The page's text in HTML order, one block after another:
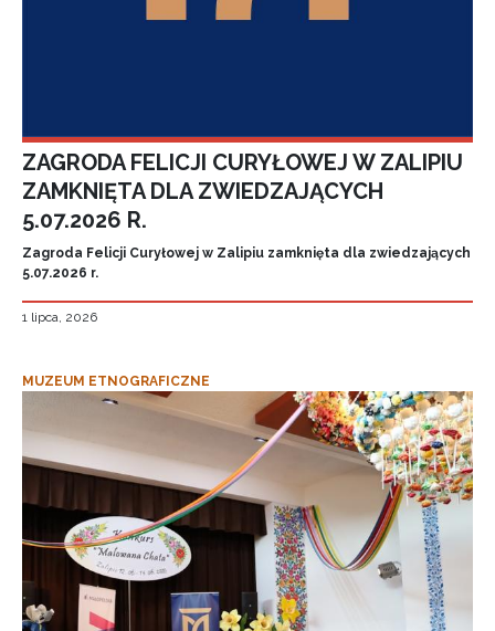
ZAGRODA FELICJI CURYŁOWEJ W ZALIPIU
ZAMKNIĘTA DLA ZWIEDZAJĄCYCH
5.07.2026 R.
Zagroda Felicji Curyłowej w Zalipiu zamknięta dla zwiedzających
5.07.2026 r.
1 lipca, 2026
MUZEUM ETNOGRAFICZNE